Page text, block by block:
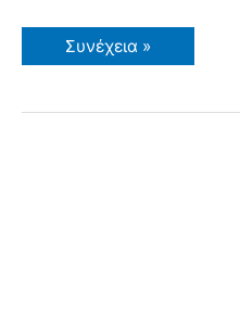
Απόδοση
14.000%
Ξεκινώντας
Συνέχεια »